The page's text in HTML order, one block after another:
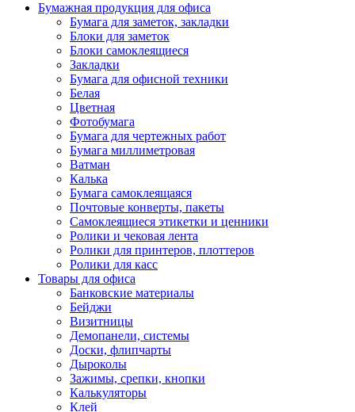
Бумажная продукция для офиса
Бумага для заметок, закладки
Блоки для заметок
Блоки самоклеящиеся
Закладки
Бумага для офисной техники
Белая
Цветная
Фотобумага
Бумага для чертежных работ
Бумага миллиметровая
Ватман
Калька
Бумага самоклеящаяся
Почтовые конверты, пакеты
Самоклеящиеся этикетки и ценники
Ролики и чековая лента
Ролики для принтеров, плоттеров
Ролики для касс
Товары для офиса
Банковские материалы
Бейджи
Визитницы
Демопанели, системы
Доски, флипчарты
Дыроколы
Зажимы, срепки, кнопки
Калькуляторы
Клей